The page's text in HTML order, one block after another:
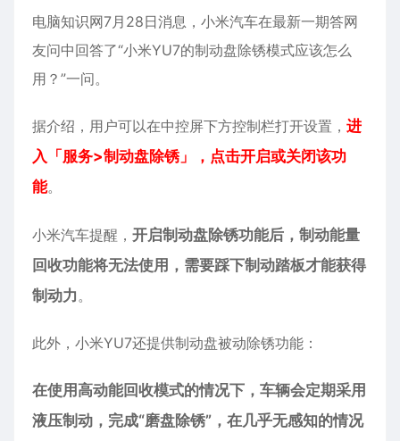
电脑知识网7月28日消息， 小米汽车在最新一期答网
友问中回答了“小米YU7的制动盘除锈模式应该怎么
用？”一问。
据介绍，用户可以在中控屏下方控制栏打开设置， 进
入「服务>制动盘除锈」，点击开启或关闭该功
能。
小米汽车提醒， 开启制动盘除锈功能后，制动能量
回收功能将无法使用，需要踩下制动踏板才能获得
制动力。
此外，小米YU7还提供制动盘被动除锈功能：
在使用高动能回收模式的情况下，车辆会定期采用
液压制动，完成“磨盘除锈”，在几乎无感知的情况